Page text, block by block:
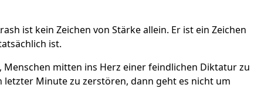
ist kein Zeichen von Stärke allein. Er ist ein Zeichen
ist.
Menschen mitten ins Herz einer feindlichen Diktatur zu
letzter Minute zu zerstören, dann geht es nicht um